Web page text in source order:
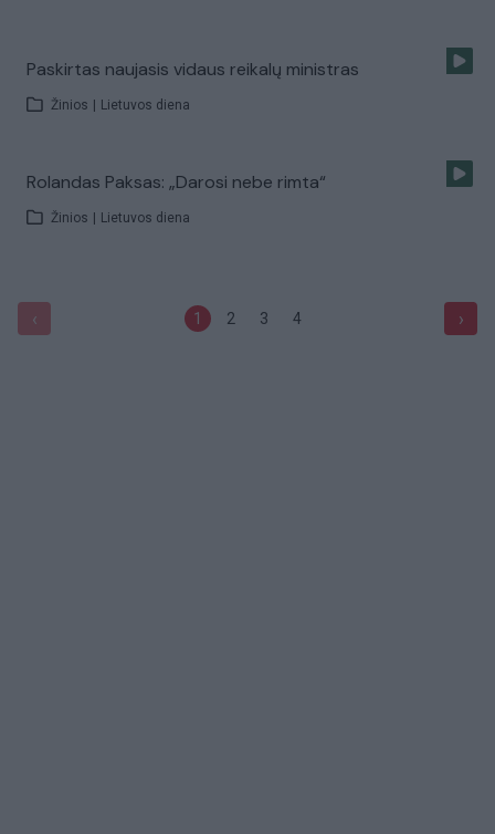
Paskirtas naujasis vidaus reikalų ministras
Žinios Lietuvos diena
Rolandas Paksas: „Darosi nebe rimta“
Žinios Lietuvos diena
‹ 1 2 3 4 ›